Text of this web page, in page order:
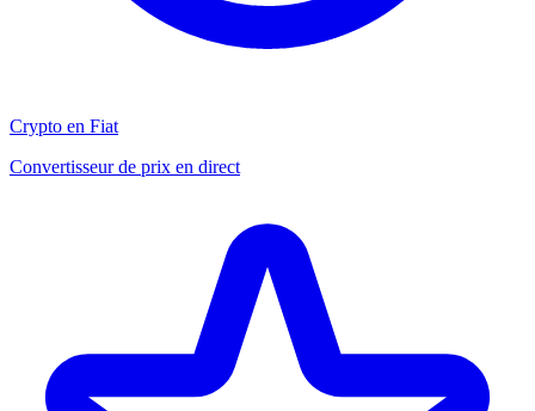
Crypto en Fiat
Convertisseur de prix en direct